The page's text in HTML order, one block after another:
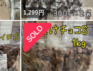
1,299円